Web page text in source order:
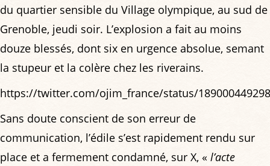
du quartier sensible du Village olympique, au sud de
Grenoble, jeudi soir. L’explosion a fait au moins
douze blessés, dont six en urgence absolue, semant
la stupeur et la colère chez les riverains.
https://twitter.com/ojim_france/status/
Sans doute conscient de son erreur de
communication, l’édile s’est rapidement rendu sur
place et a fermement condamné, sur X, « l’acte